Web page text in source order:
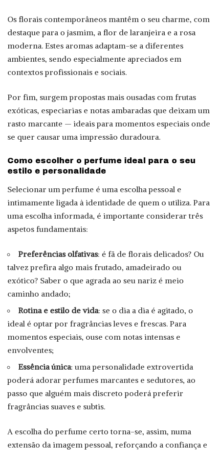
Os florais contemporâneos mantêm o seu charme, com
destaque para o jasmim, a flor de laranjeira e a rosa
moderna. Estes aromas adaptam-se a diferentes
ambientes, sendo especialmente apreciados em
contextos profissionais e sociais.
Por fim, surgem propostas mais ousadas com frutas
exóticas, especiarias e notas ambaradas que deixam um
rasto marcante — ideais para momentos especiais onde
se quer causar uma impressão duradoura.
Como escolher o perfume ideal para o seu
estilo e personalidade
Selecionar um perfume é uma escolha pessoal e
intimamente ligada à identidade de quem o utiliza. Para
uma escolha informada, é importante considerar três
aspetos fundamentais:
Preferências olfativas: é fã de florais delicados? Ou
talvez prefira algo mais frutado, amadeirado ou
exótico? Saber o que agrada ao seu nariz é meio
caminho andado;
Rotina e estilo de vida: se o dia a dia é agitado, o
ideal é optar por fragrâncias leves e frescas. Para
momentos especiais, ouse com notas intensas e
envolventes;
Essência única: uma personalidade extrovertida
poderá adorar perfumes marcantes e sedutores, ao
passo que alguém mais discreto poderá preferir
fragrâncias suaves e subtis.
A escolha do perfume certo torna-se, assim, numa
extensão da imagem pessoal, reforçando a confiança e